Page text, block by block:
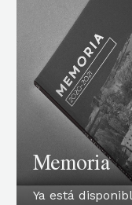
Memoria
Ya está